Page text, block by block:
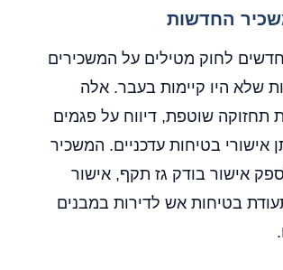
החדשות
לחוק מטילים על המשכירים
שלא היו קיימות בעבר. אלה
תחזוקה שוטפת, דיווח על פגמים
אישורי בטיחות עדכניים. המשכיר
אישור בודק גז תקף, אישור
בטיחות אש לדירות במבנים